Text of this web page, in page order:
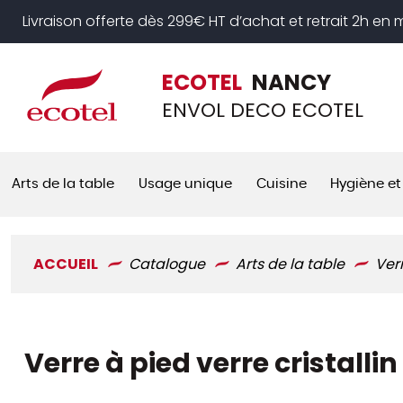
Livraison offerte dès 299€ HT d’achat et retrait 2h en
ECOTEL NANCY
ENVOL DECO ECOTEL
Arts de la table Usage unique Cuisine Hygiène
ACCUEIL Catalogue Arts de la table
Verre à pied verre cristallin
Panneau de gestion des cookies